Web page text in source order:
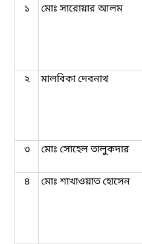
১ মোঃ সারোয়ার আলম
২ মালবিকা দেবনাথ
৩ মোঃ সোহেল তালুকদার
৪
মোঃ শাখাওয়াত হোসেন